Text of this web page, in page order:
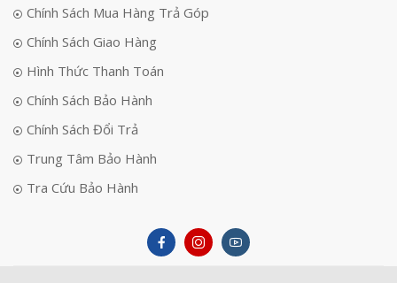
Chính Sách Mua Hàng Trả Góp
Chính Sách Giao Hàng
Hình Thức Thanh Toán
Chính Sách Bảo Hành
Chính Sách Đổi Trả
Trung Tâm Bảo Hành
Tra Cứu Bảo Hành